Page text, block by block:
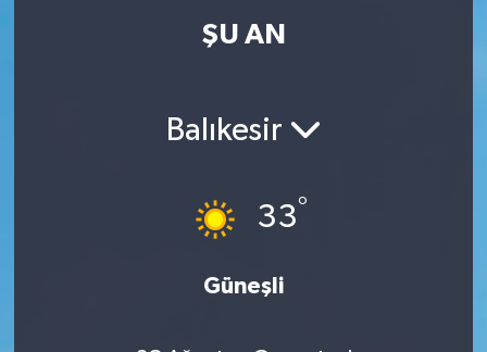
ŞU AN
Balıkesir
33°
Güneşli